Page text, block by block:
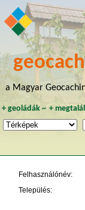
a Magyar
+ geoládák~ +
Felhasználónév:
Település: